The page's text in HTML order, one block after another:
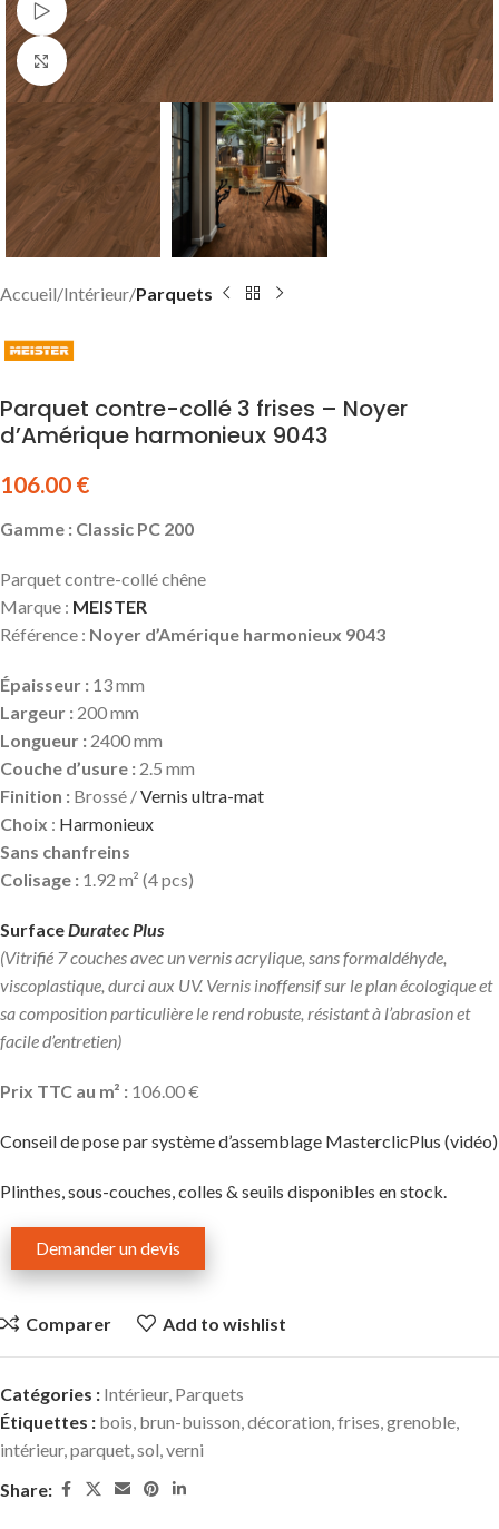
Watch video
Click to enlarge
Accueil Intérieur Parquets
Parquet contre-collé 3 frises – Noyer
d’Amérique harmonieux 9043
106.00 €
Gamme : Classic PC 200
Parquet contre-collé chêne
Marque : MEISTER
Référence : Noyer d’Amérique harmonieux 9043
Épaisseur : 13 mm
Largeur : 200 mm
Longueur : 2400 mm
Couche d’usure : 2.5 mm
Finition : Brossé /Vernis ultra-mat
Choix : Harmonieux
Sans chanfreins
Colisage : 1.92 m² (4 pcs)
SurfaceDuratec Plus
(Vitrifié 7 couches avec un vernis acrylique, sans formaldéhyde,
viscoplastique, durci aux UV. Vernis inoffensif sur le plan écologique et
sa composition particulière le rend robuste, résistant à l’abrasion et
facile d’entretien)
Prix TTC au m² : 106.00 €
Conseil de pose par système d’assemblage MasterclicPlus (vidéo)
Plinthes, sous-couches, colles & seuils disponibles en stock.
Demander un devis
Comparer Add to wishlist
Catégories : Intérieur, Parquets
Étiquettes : bois, brun-buisson,décoration,frises,grenoble,
intérieur,parquet,sol,verni
Share: